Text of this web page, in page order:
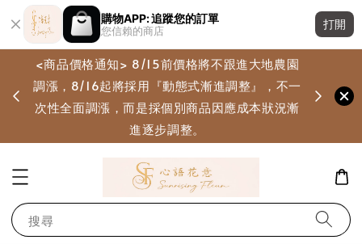
購物APP: 追蹤您的訂單
您信賴的商店
打開
<商品價格通知> 8/15前價格將不跟進大地農園
調漲，8/16起將採用『動態式漸進調整』，不一
次性全面調漲，而是採個別商品因應成本狀況漸
進逐步調整。
搜尋